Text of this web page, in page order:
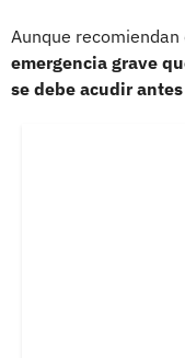
Aunque recomiendan
emergencia grave
se debe acudir